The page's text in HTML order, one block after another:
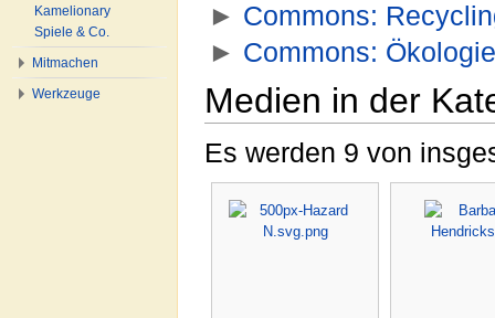
► Commons:
► Commons:
Medien in der
Es werden 9 von
Kamelionary
Spiele & Co.
Mitmachen
Werkzeuge